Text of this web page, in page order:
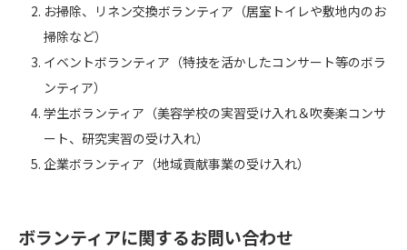
お掃除、リネン交換ボランティア（居室トイレや敷地内のお
掃除など）
イベントボランティア（特技を活かしたコンサート等のボラ
ンティア）
学生ボランティア（美容学校の実習受け入れ＆吹奏楽コンサ
ート、研究実習の受け入れ）
企業ボランティア（地域貢献事業の受け入れ）
ボランティアに関するお問い合わせ